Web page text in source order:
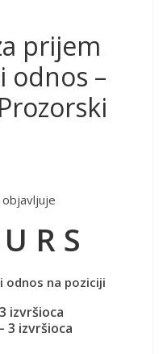
prijem
odnos –
objavljuje
R S
odnos na poziciji
izvršioca
3 izvršioca